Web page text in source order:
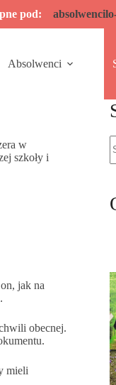
pod:
Absolwenci
w
szkoły i
jak na
obecnej.
mieli